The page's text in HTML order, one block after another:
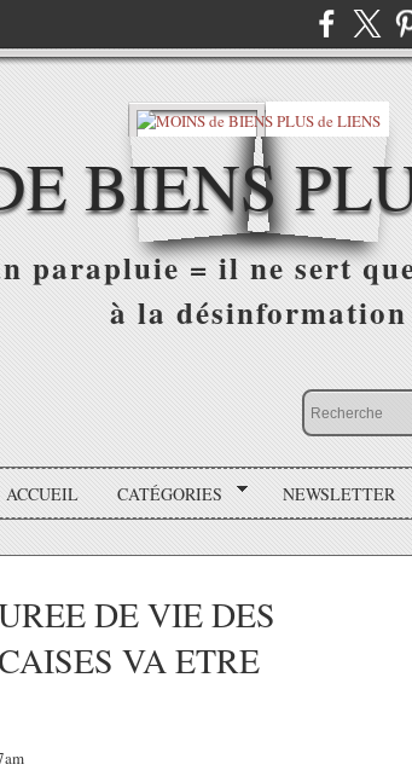
BIENS
parapluie = il ne sert
à la désinformation
ACCUEIL CATÉGORIES NEWSLETTER
DE VIE DES
VA ETRE